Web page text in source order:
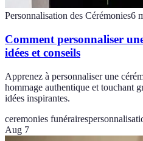
Personnalisation des Cérémonies6
Comment personnaliser
idées et conseils
Apprenez à personnaliser une
hommage authentique et touchant
idées inspirantes.
ceremonies funéraires
Aug 7